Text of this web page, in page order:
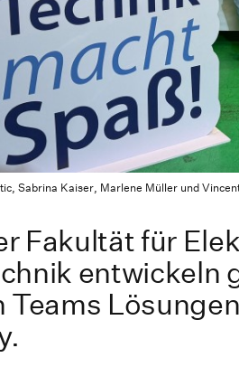
Sabrina Kaiser, Marlene Müller und
Fakultät für
entwickeln